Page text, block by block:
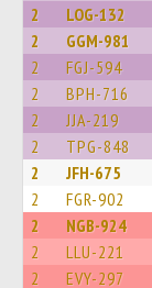
2 LOG-132
2 GGM-981
2 FGJ-594
2 BPH-716
2 JJA-219
2 TPG-848
2 JFH-675
2 FGR-902
2 NGB-924
2 LLU-221
2 EVY-297